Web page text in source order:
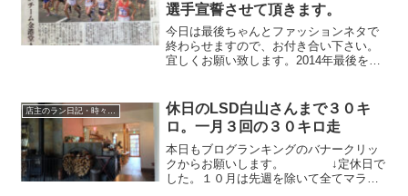
選手宣誓させて頂きます。
今日は最後ちゃんとファッションネタで
終わらせますので、お付き合い下さい。
宜しくお願い致します。2014年最後を締
終了。後は忘年会一直線になるわけです
が。昨年優勝しておりますので、2連覇な
るか？と大事な戦いでございます。
店主のラン日記・時々水泳
休日のLSD白山さんまで３０キ
ロ。一月３回の３０キロ走
本日もブログランキングのバナークリッ
クからお願いします。 ↓定休日で
した。１０月は先週を除いて全てマラソ